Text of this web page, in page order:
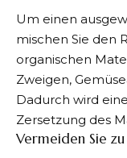
Um einen
mischen Sie den
organischen
Zweigen,
Dadurch wird
Zersetzung des
Vermeiden Sie